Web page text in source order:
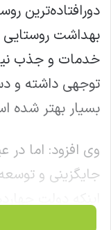
دورافتاده‌ترین
بهداشت روستایی
خدمات و جذب
توجهی داشته و
بسیار بهتر شده
وی افزود: اما در
جایگزینی و
اینکه دولت
نسبت به سلامت